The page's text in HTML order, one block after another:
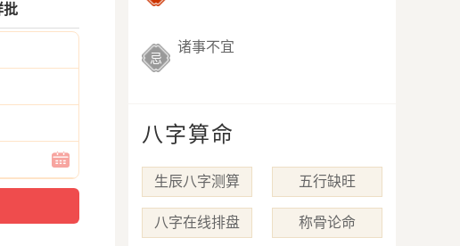
批
忌
诸事不宜
八字算命
生辰八字测算 五行缺旺
八字在线排盘 称骨论命